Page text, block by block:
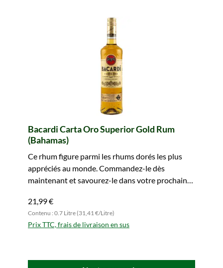
Bacardi Carta Oro Superior Gold Rum
(Bahamas)
Ce rhum figure parmi les rhums dorés les plus
appréciés au monde. Commandez-le dès
maintenant et savourez-le dans votre prochain
21,99 €
Contenu : 0.7 Litre (31,41 €/Litre)
Prix TTC, frais de livraison en sus